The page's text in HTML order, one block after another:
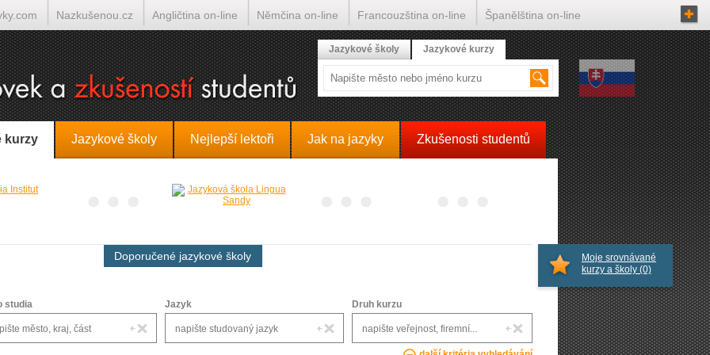
kurzy Jazykové školy Nejlepší lektoři Jak na jazyky Zkušenosti studentů
Doporučené jazykové školy
studia Jazyk Druh kurzu
Moje srovnávané
kurzy a školy (0)
Jazykové školy Jazykové kurzy
Nazkušenou.cz Angličtina on-line Němčina on-line Francouzština on-line Španělština on-line